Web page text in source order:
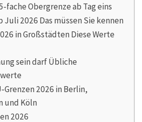
Obergrenze ab Tag eins
2026 Das müssen Sie kennen
in Großstädten Diese Werte
sein darf Übliche
2026 in Berlin,
und Köln
2026